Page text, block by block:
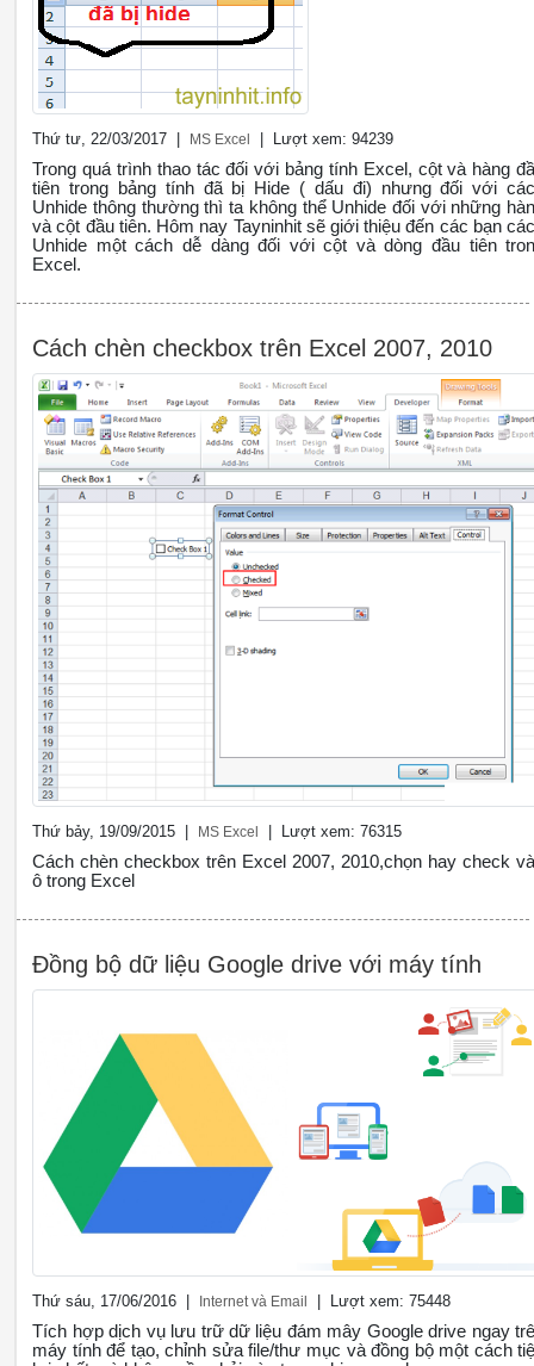
Thứ tư, 22/03/2017 | MS Excel | Lượt xem: 94239
Trong quá trình thao tác đối với bảng tính Excel, cột và hàng
tiên trong bảng tính đã bị Hide ( dấu đi) nhưng đối với
Unhide thông thường thì ta không thể Unhide đối với những
và cột đầu tiên. Hôm nay Tayninhit sẽ giới thiệu đến các bạn
Unhide một cách dễ dàng đối với cột và dòng đầu tiên
Excel.
Cách chèn checkbox trên Excel 2007, 2010
Thứ bảy, 19/09/2015 | MS Excel | Lượt xem: 76315
Cách chèn checkbox trên Excel 2007, 2010,chọn hay check
ô trong Excel
Đồng bộ dữ liệu Google drive với máy tính
Thứ sáu, 17/06/2016 | Internet và Email | Lượt xem: 75448
Tích hợp dịch vụ lưu trữ dữ liệu đám mây Google drive ngay
máy tính để tạo, chỉnh sửa file/thư mục và đồng bộ một cách